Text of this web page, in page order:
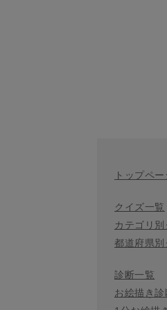
トップペー
クイズ一覧
カテゴリ
都道府県
診断一覧
お絵描き